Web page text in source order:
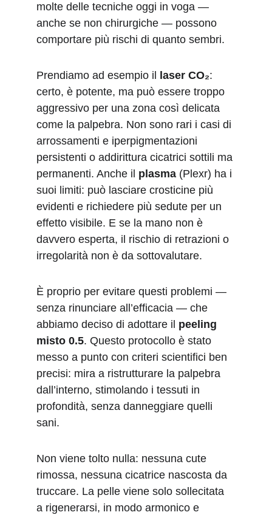
molte delle tecniche oggi in voga —
anche se non chirurgiche — possono
comportare più rischi di quanto sembri.
Prendiamo ad esempio il laser CO₂:
certo, è potente, ma può essere troppo
aggressivo per una zona così delicata
come la palpebra. Non sono rari i casi di
arrossamenti e iperpigmentazioni
persistenti o addirittura cicatrici sottili ma
permanenti. Anche il plasma (Plexr) ha i
suoi limiti: può lasciare crosticine più
evidenti e richiedere più sedute per un
effetto visibile. E se la mano non è
davvero esperta, il rischio di retrazioni o
irregolarità non è da sottovalutare.
È proprio per evitare questi problemi —
senza rinunciare all’efficacia — che
abbiamo deciso di adottare il peeling
misto 0.5. Questo protocollo è stato
messo a punto con criteri scientifici ben
precisi: mira a ristrutturare la palpebra
dall’interno, stimolando i tessuti in
profondità, senza danneggiare quelli
sani.
Non viene tolto nulla: nessuna cute
rimossa, nessuna cicatrice nascosta da
truccare. La pelle viene solo sollecitata
a rigenerarsi, in modo armonico e